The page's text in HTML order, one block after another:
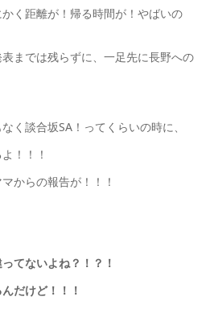
く距離が！帰る時間が！やばいの
までは残らずに、一足先に長野への
く談合坂SA！ってくらいの時に、
！！！
からの報告が！！！
てないよね？！？！
だけど！！！